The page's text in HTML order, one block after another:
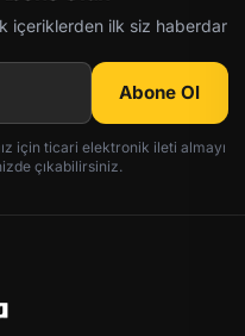
içeriklerden ilk siz haberdar
Abone Ol
için ticari elektronik ileti almayı
çıkabilirsiniz.